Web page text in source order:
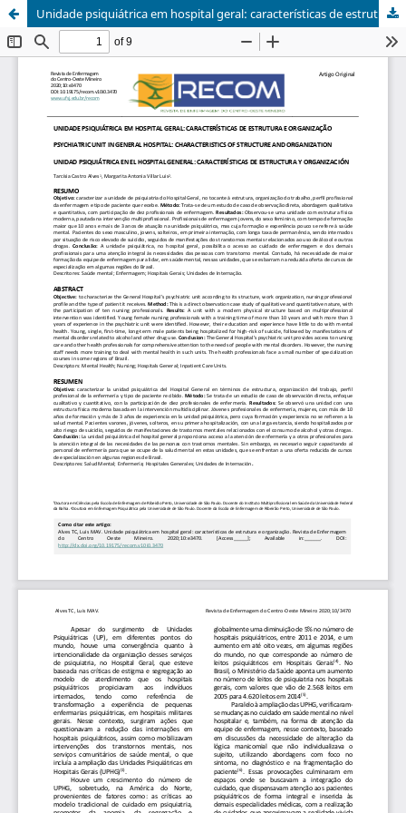
Unidade psiquiátrica em hospital geral: características de estrutura e organização